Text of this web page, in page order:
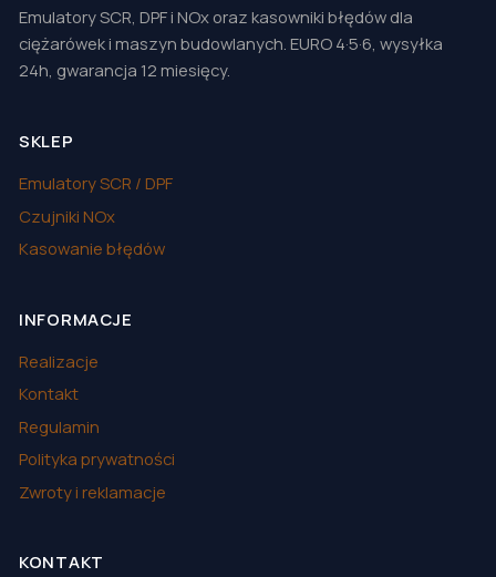
Emulatory SCR, DPF i NOx oraz kasowniki błędów dla
ciężarówek i maszyn budowlanych. EURO 4·5·6, wysyłka
24h, gwarancja 12 miesięcy.
SKLEP
Emulatory SCR / DPF
Czujniki NOx
Kasowanie błędów
INFORMACJE
Realizacje
Kontakt
Regulamin
Polityka prywatności
Zwroty i reklamacje
KONTAKT